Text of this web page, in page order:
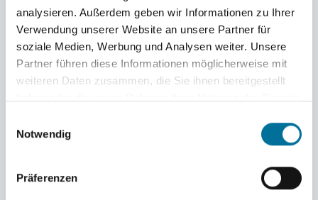
analysieren. Außerdem geben wir Informationen zu Ihrer
Verwendung unserer Website an unsere Partner für
soziale Medien, Werbung und Analysen weiter. Unsere
Partner führen diese Informationen möglicherweise mit
weiteren Daten zusammen, die Sie ihnen bereitgestellt
Notwendig
Präferenzen
Lilly und Hannah stellen unser »Check In Board« fertig © Vici